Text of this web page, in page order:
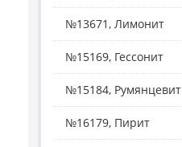
№13671, Лимонит
№15169, Гессонит
№15184, Румянцевит
№16179, Пирит